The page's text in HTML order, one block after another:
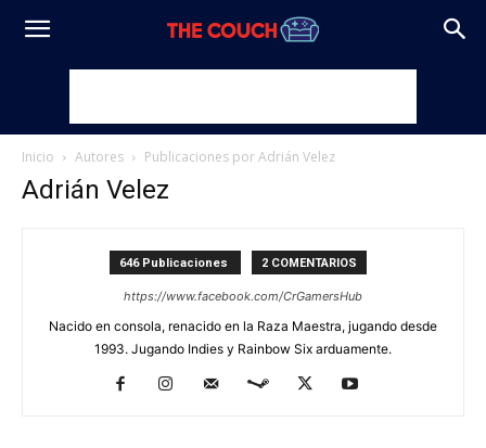
Inicio Autores Publicaciones por Adrián Velez
Adrián Velez
646 Publicaciones 2 COMENTARIOS
https://www.facebook.com/CrGamersHub
Nacido en consola, renacido en la Raza Maestra, jugando desde
1993. Jugando Indies y Rainbow Six arduamente.